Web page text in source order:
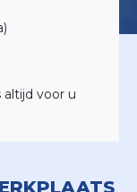
altijd voor u